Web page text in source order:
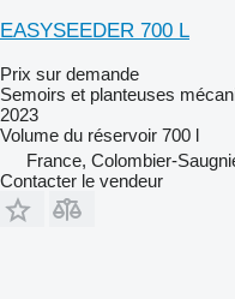
EASYSEEDER 700 L
Prix sur demande
Semoirs et planteuses
2023
Volume du réservoir 700 l
France, Colombier-
Contacter le vendeur